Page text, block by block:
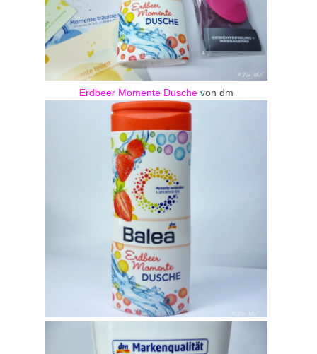
Erdbeer Momente Dusche von dm